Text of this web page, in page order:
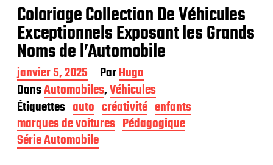
Coloriage Collection De Véhicules
Exceptionnels Exposant les Grands
Noms de l’Automobile
D
a
t
e
d
e
p
janvier 5, 2025 ParHugo
DansAutomobiles,Véhicules
Étiquettes auto créativité enfants
marques de voitures Pédagogique
Série Automobile